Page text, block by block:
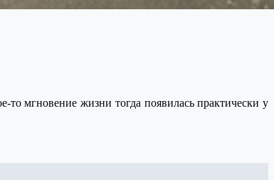
то мгновение жизни тогда появилась практически у